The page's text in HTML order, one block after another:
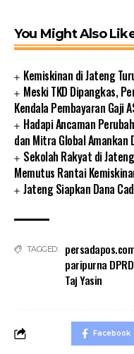
You Might Also
Kemiskinan di Jateng
Meski TKD Dipangkas,
Kendala Pembayaran Gaji
Hadapi Ancaman
dan Mitra Global Amankan
Sekolah Rakyat di
Memutus Rantai
Jateng Siapkan Dana
TAGGED:
paripurna
Taj Yasin
Facebook